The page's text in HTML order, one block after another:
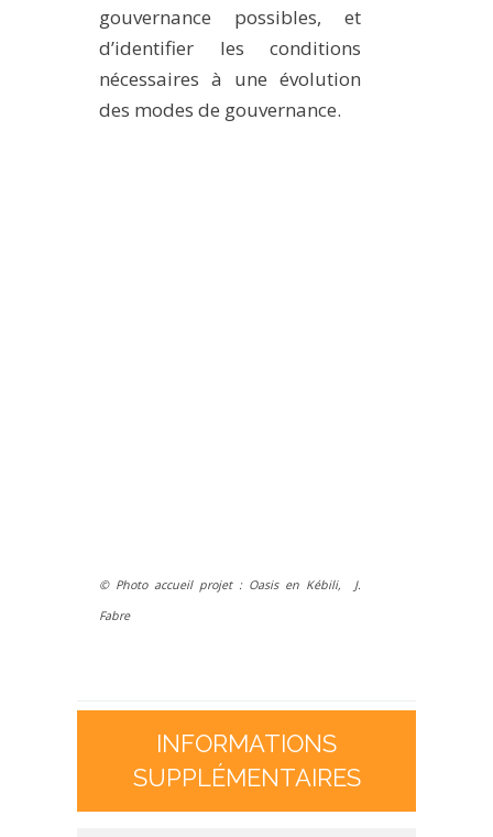
gouvernance possibles, et
d’identifier les conditions
nécessaires à une évolution
des modes de gouvernance.
©Photo accueil projet : Oasis en Kébili, J.
Fabre
INFORMATIONS
SUPPLÉMENTAIRES